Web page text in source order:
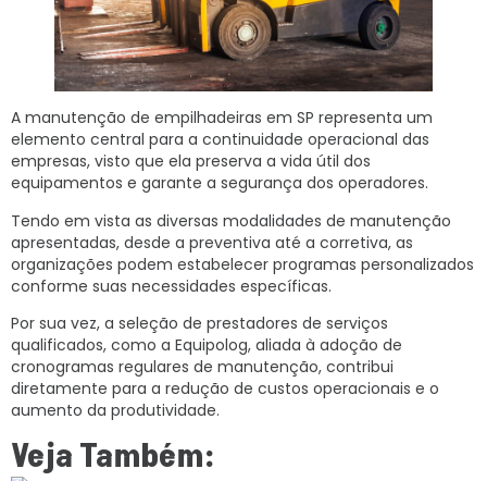
A manutenção de empilhadeiras em SP representa um
elemento central para a continuidade operacional das
empresas, visto que ela preserva a vida útil dos
equipamentos e garante a segurança dos operadores.
Tendo em vista as diversas modalidades de manutenção
apresentadas, desde a preventiva até a corretiva, as
organizações podem estabelecer programas personalizados
conforme suas necessidades específicas.
Por sua vez, a seleção de prestadores de serviços
qualificados, como a Equipolog, aliada à adoção de
cronogramas regulares de manutenção, contribui
diretamente para a redução de custos operacionais e o
aumento da produtividade.
Veja Também: